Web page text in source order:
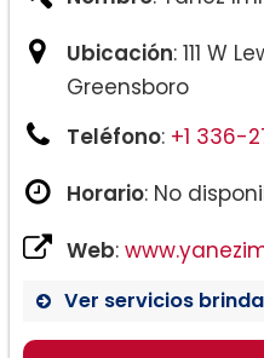
Ubicación: 111 W
Greensboro
Teléfono: +1 336-
Horario: No
Web:
Ver servicios